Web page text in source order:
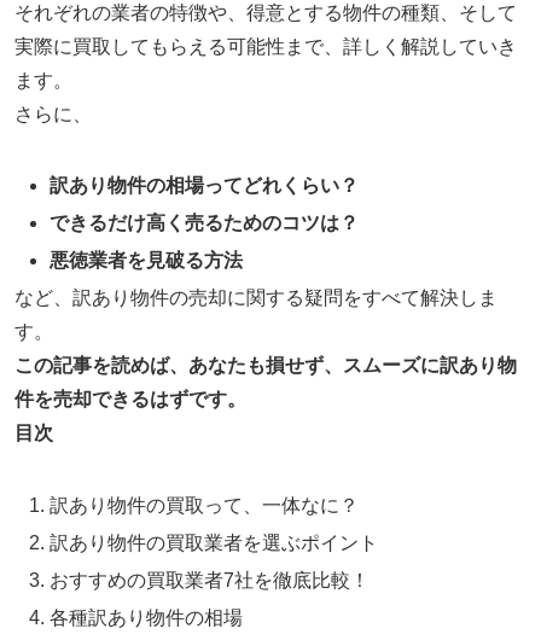
それぞれの業者の特徴や、得意とする物件の種類、そして
実際に買取してもらえる可能性まで、詳しく解説していき
ます。
さらに、
訳あり物件の相場ってどれくらい？
できるだけ高く売るためのコツは？
悪徳業者を見破る方法
など、訳あり物件の売却に関する疑問をすべて解決しま
す。
この記事を読めば、あなたも損せず、スムーズに訳あり物
件を売却できるはずです。
目次
訳あり物件の買取って、一体なに？
訳あり物件の買取業者を選ぶポイント
おすすめの買取業者7社を徹底比較！
各種訳あり物件の相場